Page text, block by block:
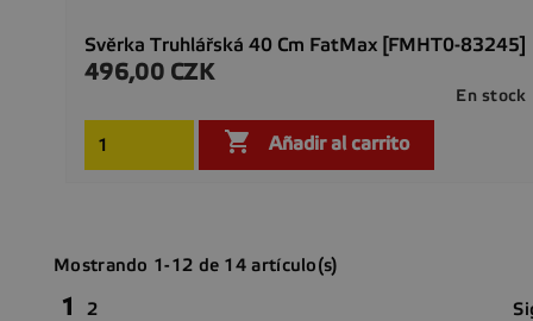
Svěrka Truhlářská 40 Cm FatMax [FMHT0-83245]
Precio
496,00 CZK
En stock
 Añadir al carrito
Mostrando 1-12 de 14 artículo(s)
1 2